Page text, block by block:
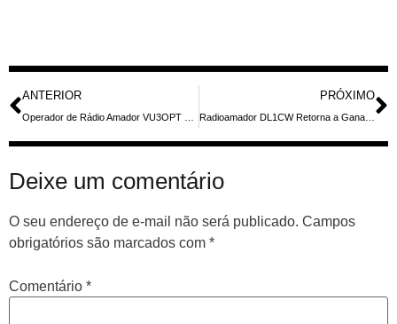
ANTERIOR PRÓXIMO
Radioamador DL1CW Retorna a Gana como 9G5ZZ para o ARRL DX CW Contest
Deixe um comentário
O seu endereço de e-mail não será publicado. Campos
obrigatórios são marcados com *
Comentário *